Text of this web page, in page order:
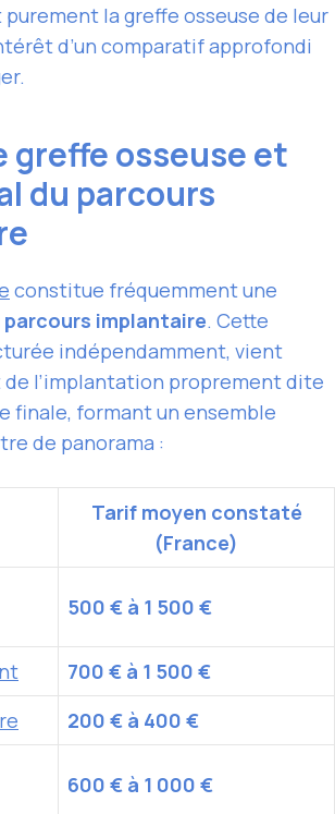
la greffe osseuse de leur
d’un comparatif approfondi
greffe osseuse et
du parcours
constitue fréquemment une
parcours implantaire. Cette
indépendamment, vient
de l’implantation proprement dite
finale, formant un ensemble
de panorama :
Tarif moyen constaté
(France)
500 € à 1 500 €
700 € à 1 500 €
200 € à 400 €
600 € à 1 000 €